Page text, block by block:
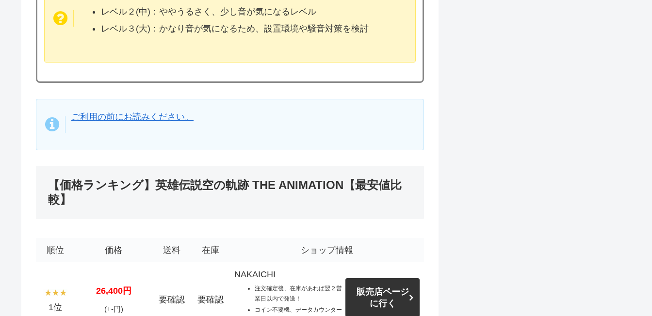
レベル２(中)：ややうるさく、少し音が気になるレベル
レベル３(大)：かなり音が気になるため、設置環境や騒音対策を検討
ご利用の前にお読みください。
【価格ランキング】英雄伝説空の軌跡 THE ANIMATION【最安値比
較】
順位 価格 送料 在庫 ショップ情報
1位
26,400円
(+-円)
要確認 要確認
NAKAICHI
注文確定後、在庫があれば翌２営
業日以内で発送！
コイン不要機、データカウンター
販売店ページ
に行く